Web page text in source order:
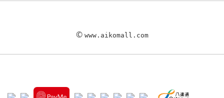
© www.aikomall.com